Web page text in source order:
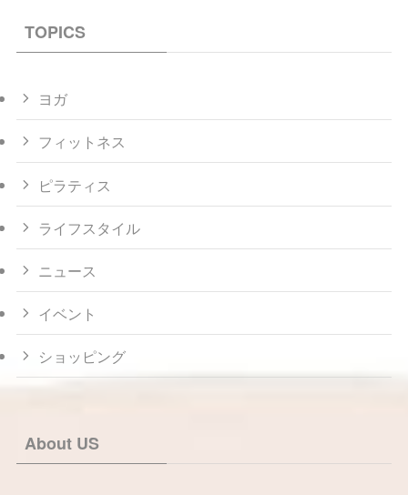
TOPICS
ヨガ
フィットネス
ピラティス
ライフスタイル
ニュース
イベント
ショッピング
About US